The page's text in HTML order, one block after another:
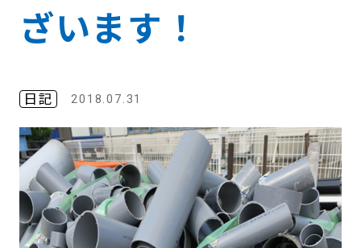
ざいます！
日記 2018.07.31